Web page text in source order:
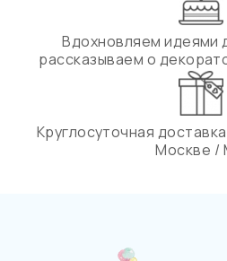
Вдохновляем идеями
рассказываем о
Круглосуточная
Москве /